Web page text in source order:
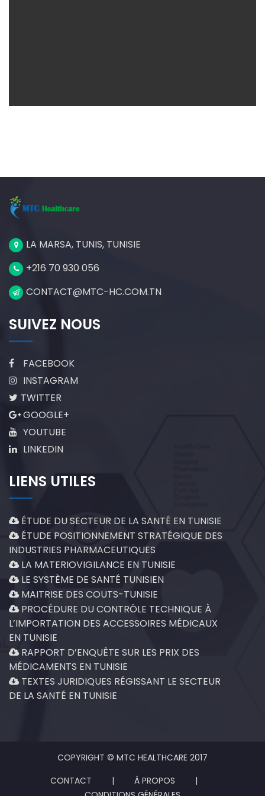
LA MARSA, TUNIS, TUNISIE
+216 70 930 056
CONTACT@MTC-HC.COM.TN
SUIVEZ NOUS
FACEBOOK
INSTAGRAM
TWITTER
GOOGLE+
YOUTUBE
LINKEDIN
LIENS UTILES
ÉTUDE DU SECTEUR DE LA SANTÉ EN TUNISIE
ÉTUDE POSITIONNEMENT STRATÉGIQUE DES
INDUSTRIES PHARMACEUTIQUES
LA MATERIOVIGILANCE EN TUNISIE
LE SYSTÈME DE SANTÉ TUNISIEN
MAITRISE DES COUTS-TUNISIE
PROCÉDURE DU CONTRÔLE TECHNIQUE À
L’IMPORTATION DES ACCESSOIRES MÉDICAUX
EN TUNISIE
RAPPORT D’ENQUÊTE SUR LES PRIX DES
MÉDICAMENTS EN TUNISIE
TEXTES JURIDIQUES RÉGISSANT LE SECTEUR
DE LA SANTÉ EN TUNISIE
COPYRIGHT © MTC HEALTHCARE 2017
CONTACT
| À PROPOS
|